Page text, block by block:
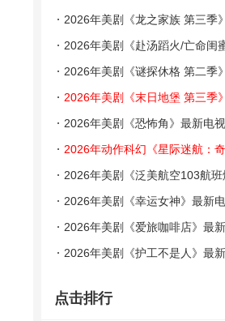
季》最新电视剧下载【更新至
2026年美剧《龙之家族 第三季
剧下载【更新至07集】
2026年美剧《赴汤蹈火/亡命闺
视剧下载【全集】
2026年美剧《谜探休格 第二季
剧下载【更新至07集】
2026年美剧《末日地堡 第三季
剧下载【更新至05集】
2026年美剧《恐怖角》最新电
【全集】
2026年动作科幻《星际迷航：
第四季》最新电视剧下载【更
2026年美剧《泛美航空103航
新电视剧下载【全集】
2026年美剧《幸运女神》最新
【更新至04集】
2026年美剧《爱旅咖啡店》最
载【全集】
2026年美剧《护工不是人》最
点击排行